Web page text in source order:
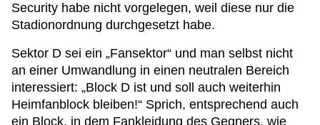
Security habe nicht vorgelegen, weil diese nur die
Stadionordnung durchgesetzt habe.
Sektor D sei ein „Fansektor“ und man selbst nicht
an einer Umwandlung in einen neutralen Bereich
interessiert: „Block D ist und soll auch weiterhin
Heimfanblock bleiben!“ Sprich, entsprechend auch
ein Block, in dem Fankleidung des Gegners, wie